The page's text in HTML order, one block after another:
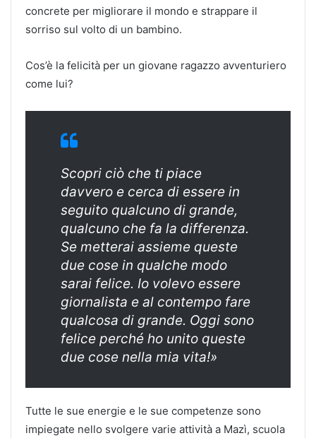
concrete per migliorare il mondo e strappare il
sorriso sul volto di un bambino.
Cos’è la felicità per un giovane ragazzo avventuriero
come lui?
Scopri ciò che ti piace
davvero e cerca di essere in
seguito qualcuno di grande,
qualcuno che fa la differenza.
Se metterai assieme queste
due cose in qualche modo
sarai felice. Io volevo essere
giornalista e al contempo fare
qualcosa di grande. Oggi sono
felice perché ho unito queste
due cose nella mia vita!»
Tutte le sue energie e le sue competenze sono
impiegate nello svolgere varie attività a Mazì, scuola